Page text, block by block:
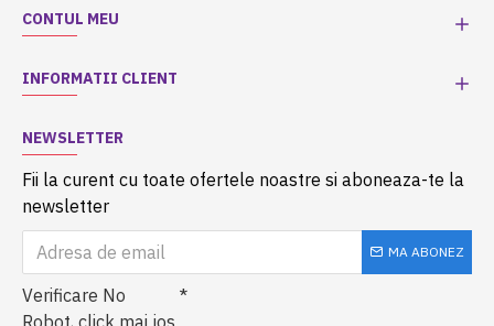
CONTUL MEU
INFORMATII CLIENT
NEWSLETTER
Fii la curent cu toate ofertele noastre si aboneaza-te la
newsletter
MA ABONEZ
Verificare No
Robot, click mai jos